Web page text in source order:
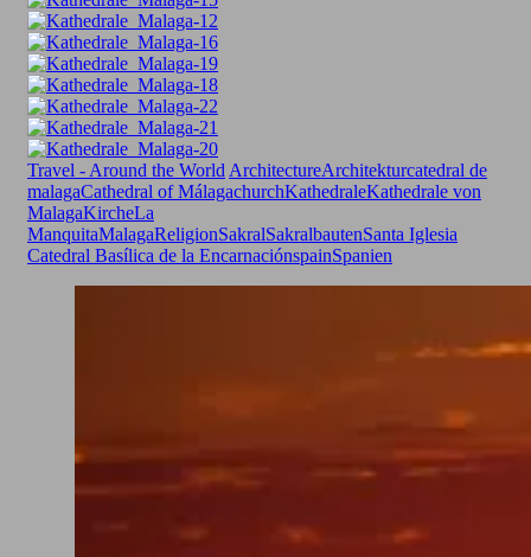
Travel - Around the World ArchitectureArchitekturcatedral de
malagaCathedral of MálagachurchKathedraleKathedrale von
MalagaKircheLa
ManquitaMalagaReligionSakralSakralbautenSanta Iglesia
Catedral Basílica de la EncarnaciónspainSpanien